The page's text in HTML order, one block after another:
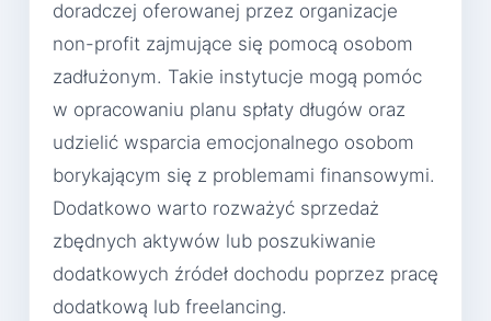
doradczej oferowanej przez organizacje
non-profit zajmujące się pomocą osobom
zadłużonym. Takie instytucje mogą pomóc
w opracowaniu planu spłaty długów oraz
udzielić wsparcia emocjonalnego osobom
borykającym się z problemami finansowymi.
Dodatkowo warto rozważyć sprzedaż
zbędnych aktywów lub poszukiwanie
dodatkowych źródeł dochodu poprzez pracę
dodatkową lub freelancing.